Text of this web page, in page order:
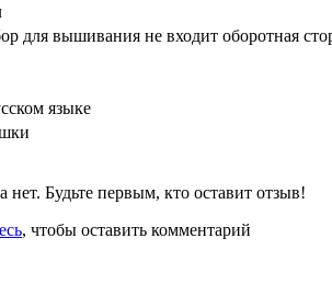
для вышивания не входит оборотная
языке
Будьте первым, кто оставит отзыв!
, чтобы оставить комментарий